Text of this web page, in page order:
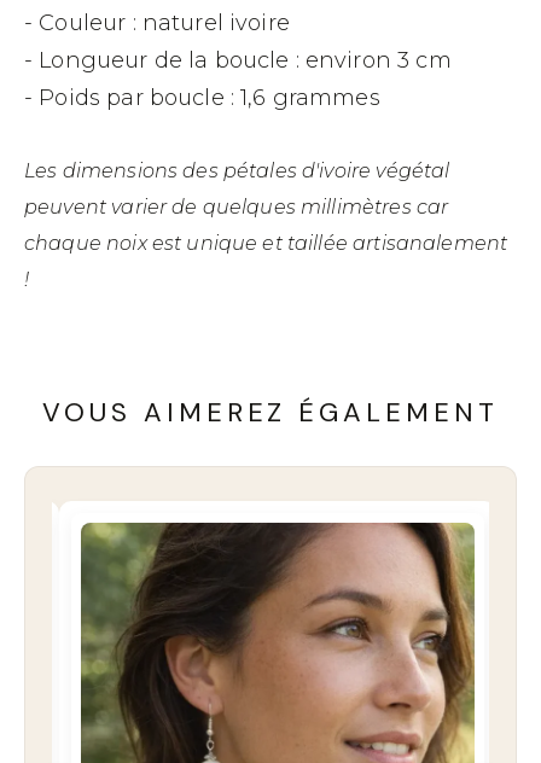
- Couleur : naturel ivoire
- Longueur de la boucle : environ 3 cm
- Poids par boucle : 1,6 grammes
Les dimensions des pétales d'ivoire végétal
peuvent varier de quelques millimètres car
chaque noix est unique et taillée artisanalement
!
VOUS AIMEREZ ÉGALEMENT
COUP DE COEUR